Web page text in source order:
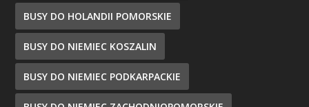
BUSY DO HOLANDII POMORSKIE
BUSY DO NIEMIEC KOSZALIN
BUSY DO NIEMIEC PODKARPACKIE